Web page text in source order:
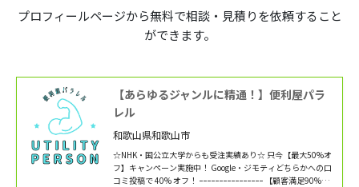
プロフィールページから無料で相談・見積りを依頼すること
ができます。
【あらゆるジャンルに精通！】便利屋パラ
レル
和歌山県和歌山市
☆NHK・国公立大学からも受注実績あり☆ 只今【最大50%オ
フ】キャンペーン実施中！ Google・ジモティどちらかへの口
コミ投稿で 40% オフ！ ｰｰｰｰｰｰｰｰｰｰｰｰｰｰｰｰ 【顧客満足90%以